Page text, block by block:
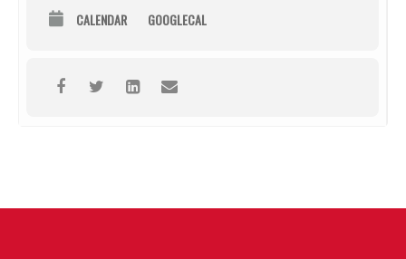
CALENDAR GOOGLECAL